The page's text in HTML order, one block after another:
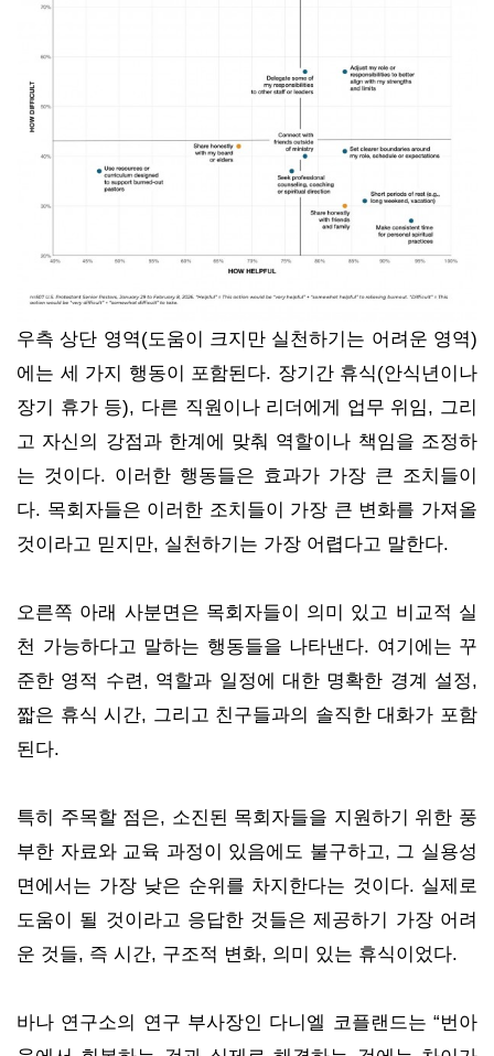
우측 상단 영역(도움이 크지만 실천하기는 어려운 영역)
에는 세 가지 행동이 포함된다. 장기간 휴식(안식년이나
장기 휴가 등), 다른 직원이나 리더에게 업무 위임, 그리
고 자신의 강점과 한계에 맞춰 역할이나 책임을 조정하
는 것이다. 이러한 행동들은 효과가 가장 큰 조치들이
다. 목회자들은 이러한 조치들이 가장 큰 변화를 가져올
것이라고 믿지만, 실천하기는 가장 어렵다고 말한다.
오른쪽 아래 사분면은 목회자들이 의미 있고 비교적 실
천 가능하다고 말하는 행동들을 나타낸다. 여기에는 꾸
준한 영적 수련, 역할과 일정에 대한 명확한 경계 설정,
짧은 휴식 시간, 그리고 친구들과의 솔직한 대화가 포함
된다.
특히 주목할 점은, 소진된 목회자들을 지원하기 위한 풍
부한 자료와 교육 과정이 있음에도 불구하고, 그 실용성
면에서는 가장 낮은 순위를 차지한다는 것이다. 실제로
도움이 될 것이라고 응답한 것들은 제공하기 가장 어려
운 것들, 즉 시간, 구조적 변화, 의미 있는 휴식이었다.
바나 연구소의 연구 부사장인 다니엘 코플랜드는 “번아